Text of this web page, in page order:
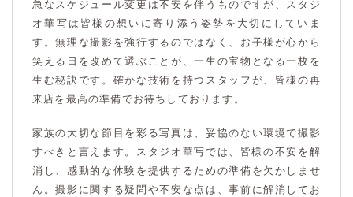
急なスケジュール変更は不安を伴うものですが、スタジ
オ華写は皆様の想いに寄り添う姿勢を大切にしていま
す。無理な撮影を強行するのではなく、お子様が心から
笑える日を改めて選ぶことが、一生の宝物となる一枚を
生む秘訣です。確かな技術を持つスタッフが、皆様の再
来店を最高の準備でお待ちしております。
家族の大切な節目を彩る写真は、妥協のない環境で撮影
すべきと言えます。スタジオ華写では、皆様の不安を解
消し、感動的な体験を提供するための準備を欠かしませ
ん。撮影に関する疑問や不安な点は、事前に解消してお